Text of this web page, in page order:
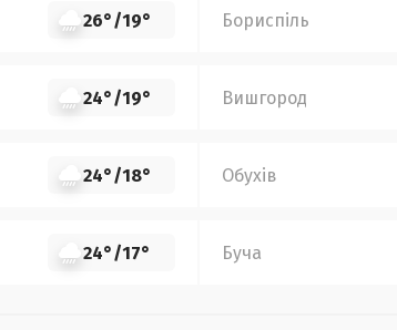
26°/19° Бориспіль
24°/19° Вишгород
24°/18° Обухів
24°/17° Буча